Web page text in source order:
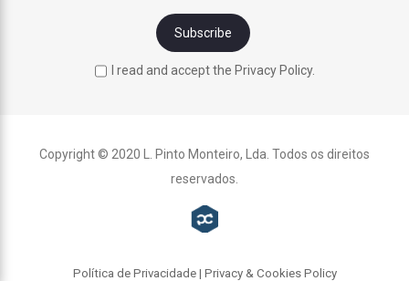
I read and accept the Privacy Policy.
Copyright © 2020 L. Pinto Monteiro, Lda. Todos os direitos
reservados.
Política de Privacidade | Privacy & Cookies Policy